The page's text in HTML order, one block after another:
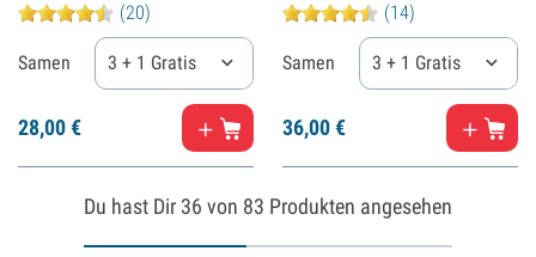
(20)
Samen 3 + 1 Gratis
28,00€
(14)
Samen 3 + 1 Gratis
36,00€
Du hast Dir 36 von 83 Produkten angesehen